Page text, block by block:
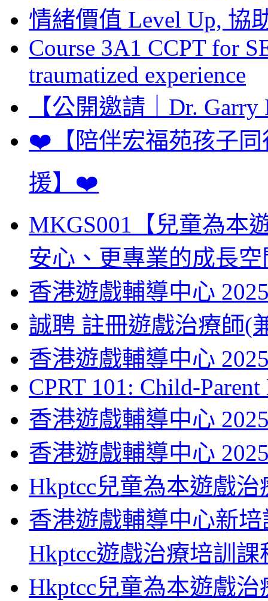
情緒價值 Level Up, 協
Course 3A1 CCPT for
traumatized experience
【公開邀請｜Dr.
❤️【陪伴宏福苑孩子同
援】❤️
MKGS001【兒童為本
安心、更專業的成長空
香港遊戲輔導中心
誠聘 註冊遊戲治療師(
香港遊戲輔導中心
CPRT 101: Child-
香港遊戲輔導中心
香港遊戲輔導中心
Hkptcc兒童為本遊戲
香港遊戲輔導中心新
Hkptcc遊戲治療培訓課
Hkptcc兒童為本遊戲